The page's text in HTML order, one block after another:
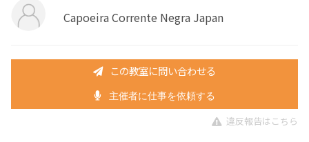
Capoeira Corrente Negra Japan
この教室に問い合わせる
主催者に仕事を依頼する
違反報告はこちら